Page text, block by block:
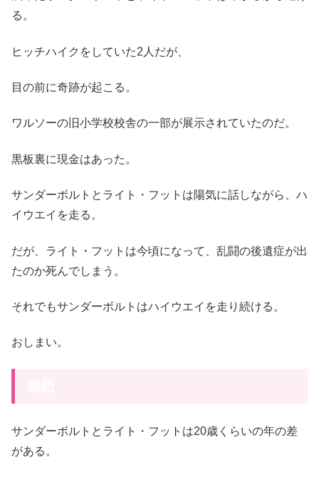
る。
ヒッチハイクをしていた2人だが、
目の前に奇跡が起こる。
ワルソーの旧小学校校舎の一部が展示されていたのだ。
黒板裏に現金はあった。
サンダーボルトとライト・フットは陽気に話しながら、ハ
イウエイを走る。
だが、ライト・フットは今頃になって、乱闘の後遺症が出
たのか死んでしまう。
それでもサンダーボルトはハイウエイを走り続ける。
おしまい。
サンダーボルトとライト・フットは20歳くらいの年の差
がある。